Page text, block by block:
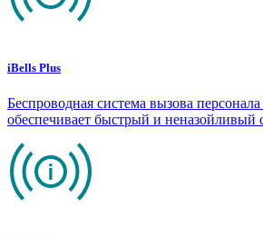
iBells Plus
Беспроводная система вызова
обеспечивает быстрый и неназойливый